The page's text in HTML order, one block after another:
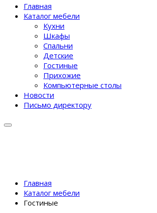
Главная
Каталог мебели
Кухни
Шкафы
Спальни
Детские
Гостиные
Прихожие
Компьютерные столы
Новости
Письмо директору
Главная
Каталог мебели
Гостиные